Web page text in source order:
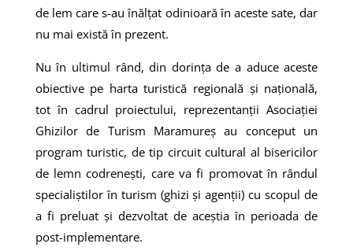
de lem care s-au înălțat odinioară în aceste sate, dar
nu mai există în prezent.
Nu în ultimul rând, din dorința de a aduce aceste
obiective pe harta turistică regională și națională,
tot în cadrul proiectului, reprezentanții Asociației
Ghizilor de Turism Maramureș au conceput un
program turistic, de tip circuit cultural al bisericilor
de lemn codrenești, care va fi promovat în rândul
specialiștilor în turism (ghizi și agenții) cu scopul de
a fi preluat și dezvoltat de aceștia în perioada de
post-implementare.